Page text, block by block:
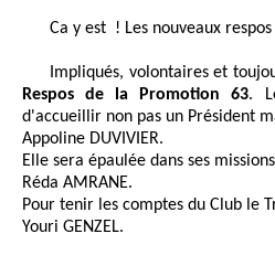
Ca y est ! Les nouveaux
Impliqués, volontaires et
Respos de la Promotion 63.
d'accueillir non pas un Président
Appoline DUVIVIER.
Elle sera épaulée dans ses
Réda AMRANE.
Pour tenir les comptes du Club le
Youri GENZEL.